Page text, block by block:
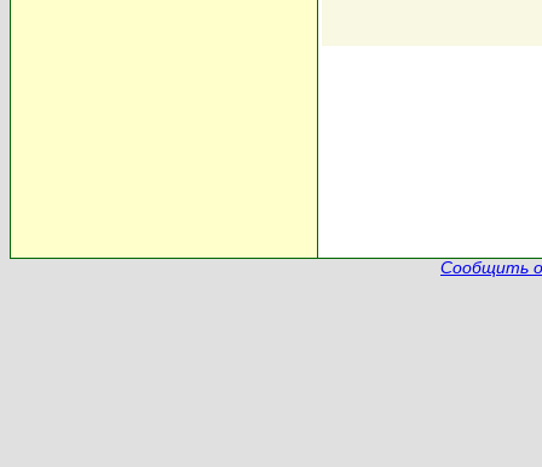
Сообщить о